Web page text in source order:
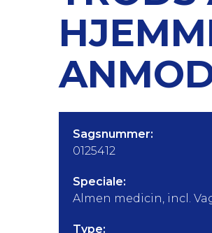
Sagsnummer:
0125412
Speciale:
Almen medicin, incl.
Type: